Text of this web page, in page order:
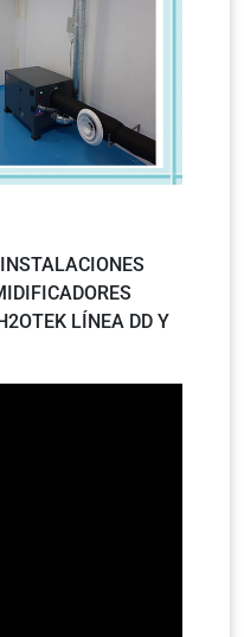
LÍNEA DD Y